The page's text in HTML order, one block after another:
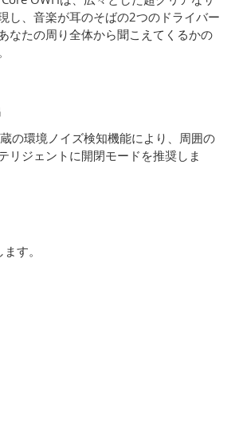
し、音楽が耳のそばの2つのドライバー
なたの周り全体から聞こえてくるかの
の環境ノイズ検知機能により、周囲の
リジェントに開閉モードを推奨しま
す。